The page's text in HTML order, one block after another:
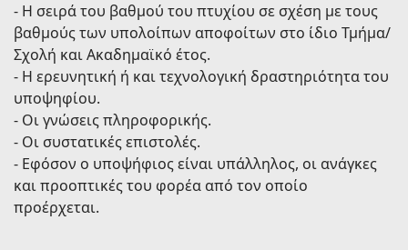
- Η σειρά του βαθμού του πτυχίου σε σχέση με τους
βαθμούς των υπολοίπων αποφοίτων στο ίδιο Τμήμα/
Σχολή και Ακαδημαϊκό έτος.
- Η ερευνητική ή και τεχνολογική δραστηριότητα του
υποψηφίου.
- Οι γνώσεις πληροφορικής.
- Οι συστατικές επιστολές.
- Εφόσον ο υποψήφιος είναι υπάλληλος, οι ανάγκες
και προοπτικές του φορέα από τον οποίο
προέρχεται.